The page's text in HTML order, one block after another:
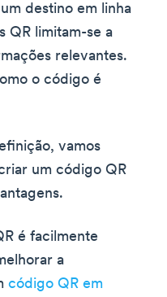
destino em linha
QR limitam-se a
relevantes.
o código é
vamos
um código QR
é facilmente
a
código QR em